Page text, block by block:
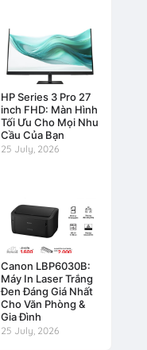
HP Series 3 Pro 27
inch FHD: Màn Hình
Tối Ưu Cho Mọi Nhu
Cầu Của Bạn
25 July, 2026
Canon LBP6030B:
Máy In Laser Trắng
Đen Đáng Giá Nhất
Cho Văn Phòng &
Gia Đình
25 July, 2026